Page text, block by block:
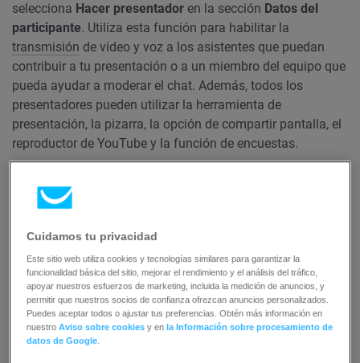
selecciona Hacer presentador en la sección Datos del
participante. Utiliza esta función para habilitar la
transmisión de video y voz a los asistentes que puedan
contribuir a tu presentación o a un miembro del equipo que
pueda ayudar a moderar el chat. Además, todos los
presentadores pueden utilizar la herramienta de
presentación, la pizarra, la opción de compartir pantalla, el
reproductor de YouTube y la función de encuestas.
Cuidamos tu privacidad
Este sitio web utiliza cookies y tecnologías similares para garantizar la
funcionalidad básica del sitio, mejorar el rendimiento y el análisis del tráfico,
apoyar nuestros esfuerzos de marketing, incluida la medición de anuncios, y
permitir que nuestros socios de confianza ofrezcan anuncios personalizados.
Puedes aceptar todos o ajustar tus preferencias. Obtén más información en
nuestroAviso sobre cookies y enla Información sobre procesamiento de
datos de Google